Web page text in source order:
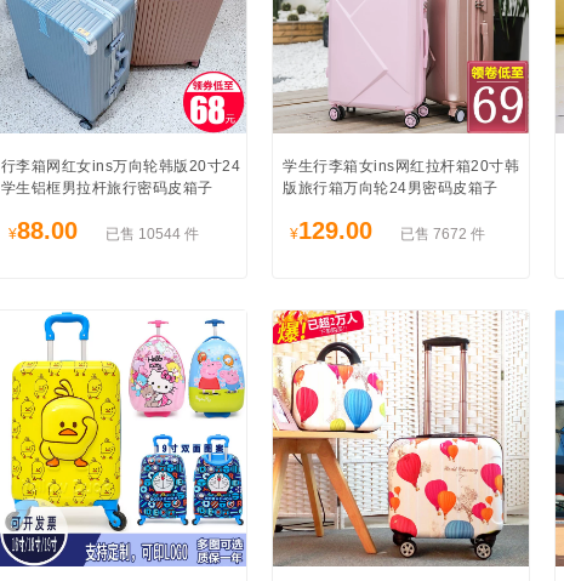
行李箱网红女ins万向轮韩版20寸24
学生铝框男拉杆旅行密码皮箱子
¥88.00 已售 10544 件
学生行李箱女ins网红拉杆箱20寸韩
版旅行箱万向轮24男密码皮箱子
¥129.00 已售 7672 件